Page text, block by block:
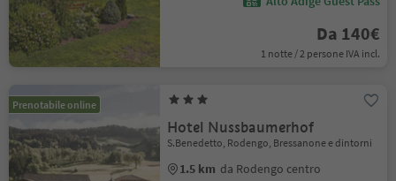
Da 140€
1 notte / 2 persone IVA incl.
Prenotabile online
Hotel Nussbaumerhof
S.Benedetto, Rodengo, Bressanone e dintorni
1.5 km da Rodengo centro